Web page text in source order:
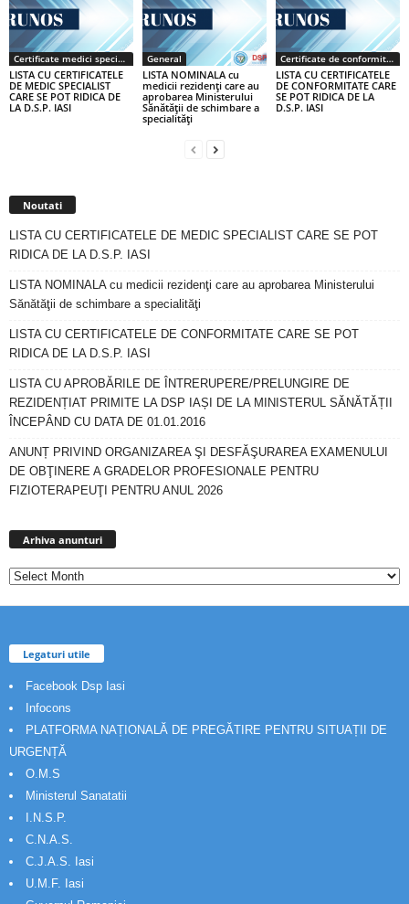
Certificate medici specialiști / primari
LISTA CU CERTIFICATELE
DE MEDIC SPECIALIST
CARE SE POT RIDICA DE
LA D.S.P. IASI
General
LISTA NOMINALA cu
medicii rezidenţi care au
aprobarea Ministerului
Sănătăţii de schimbare a
specialităţi
Certificate de conformitate
LISTA CU CERTIFICATELE
DE CONFORMITATE CARE
SE POT RIDICA DE LA
D.S.P. IASI
Noutati
LISTA CU CERTIFICATELE DE MEDIC SPECIALIST CARE SE POT
RIDICA DE LA D.S.P. IASI
LISTA NOMINALA cu medicii rezidenţi care au aprobarea Ministerului
Sănătăţii de schimbare a specialităţi
LISTA CU CERTIFICATELE DE CONFORMITATE CARE SE POT
RIDICA DE LA D.S.P. IASI
LISTA CU APROBĂRILE DE ÎNTRERUPERE/PRELUNGIRE DE
REZIDENȚIAT PRIMITE LA DSP IAȘI DE LA MINISTERUL SĂNĂTĂȚII
ÎNCEPÂND CU DATA DE 01.01.2016
ANUNȚ PRIVIND ORGANIZAREA ŞI DESFĂŞURAREA EXAMENULUI
DE OBŢINERE A GRADELOR PROFESIONALE PENTRU
FIZIOTERAPEUŢI PENTRU ANUL 2026
Arhiva anunturi
Legaturi utile
Facebook Dsp Iasi
Infocons
PLATFORMA NAȚIONALĂ DE PREGĂTIRE PENTRU SITUAȚII DE
URGENȚĂ
O.M.S
Ministerul Sanatatii
I.N.S.P.
C.N.A.S.
C.J.A.S. Iasi
U.M.F. Iasi